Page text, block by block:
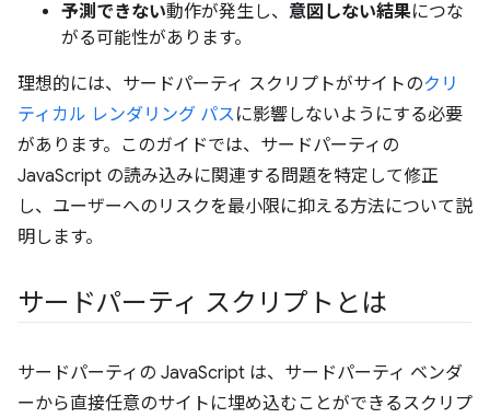
予測できない動作が発生し、 意図しない結果につな
がる可能性があります。
理想的には、サードパーティ スクリプトがサイトのクリ
ティカル レンダリング パスに影響しないようにする必要
があります。このガイドでは、サードパーティの
JavaScript の読み込みに関連する問題を特定して修正
し、ユーザーへのリスクを最小限に抑える方法について説
明します。
サードパーティ スクリプトとは
サードパーティの JavaScript は、サードパーティ ベンダ
ーから直接任意のサイトに埋め込むことができるスクリプ